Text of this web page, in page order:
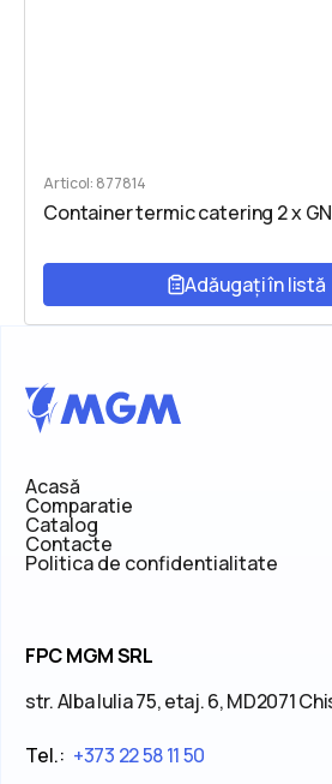
Articol: 877814
Container termic catering 2 x GN
Adăugați în listă
Acasă
Comparatie
Catalog
Contacte
Politica de confidentialitate
FPC MGM SRL
str. Alba Iulia 75, etaj. 6, MD2071
Tel.: +373 22 58 11 50